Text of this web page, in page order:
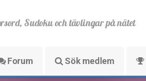
Sudoku och tävlingar på nätet
Forum Sök medlem